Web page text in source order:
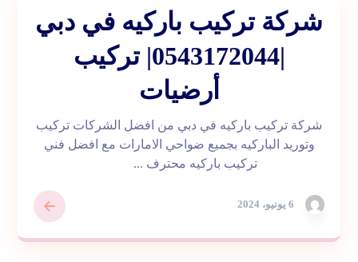
شركة تركيب باركيه في دبي
|0543172044| تركيب
أرضيات
6 يونيو، 2024
شركة تركيب باركيه في دبي من افضل الشركات تركيب
وتوريد الباركيه بجميع ضواحي الامارات مع افضل فني
تركيب باركيه محترف ...